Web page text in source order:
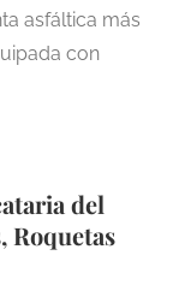
asfáltica más
con
del
Roquetas